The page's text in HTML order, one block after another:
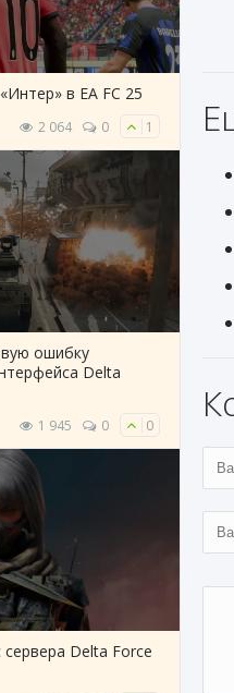
в EA FC 25
2 064 0 1
ошибку
Delta
1 945 0 0
сервера Delta Force